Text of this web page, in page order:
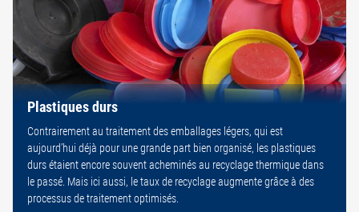
Plastiques durs
Contrairement au traitement des emballages légers, qui est
aujourd’hui déjà pour une grande part bien organisé, les plastiques
durs étaient encore souvent acheminés au recyclage thermique dans
le passé. Mais ici aussi, le taux de recyclage augmente grâce à des
processus de traitement optimisés.